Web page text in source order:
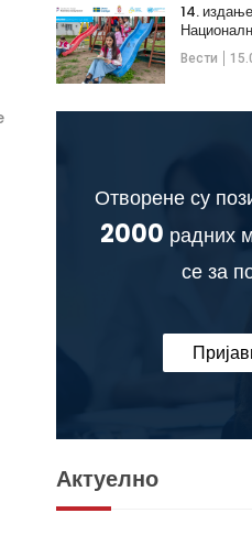
Вести
14.
дечијих
Отворене су
2000 радних
се за
Актуелно